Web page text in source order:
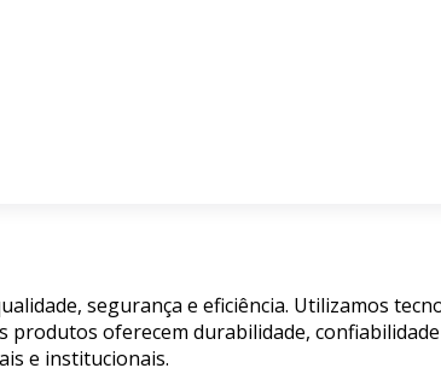
segurança e eficiência. Utilizamos
oferecem durabilidade,
e institucionais.